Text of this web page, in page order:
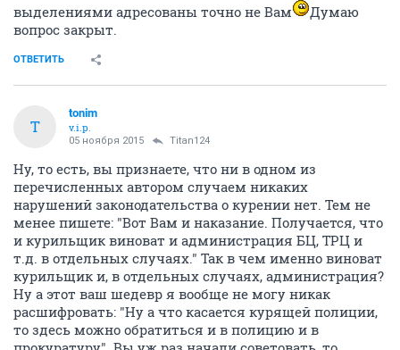
выделениями адресованы точно не Вам
Думаю
вопрос закрыт.
ОТВЕТИТЬ
T
tonim
v.i.p.
05 ноября 2015 Titan124
Ну, то есть, вы признаете, что ни в одном из
перечисленных автором случаем никаких
нарушений законодательства о курении нет. Тем не
менее пишете: "Вот Вам и наказание. Получается, что
и курильщик виноват и администрация БЦ, ТРЦ и
т.д. в отдельных случаях." Так в чем именно виноват
курильщик и, в отдельных случаях, администрация?
Ну а этот ваш шедевр я вообще не могу никак
расшифровать: "Ну а что касается курящей полиции,
то здесь можно обратиться и в полицию и в